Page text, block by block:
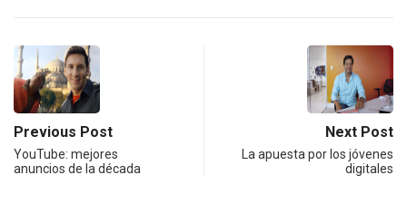
Previous Post
YouTube: mejores
anuncios de la década
Next Post
La apuesta por los jóvenes
digitales